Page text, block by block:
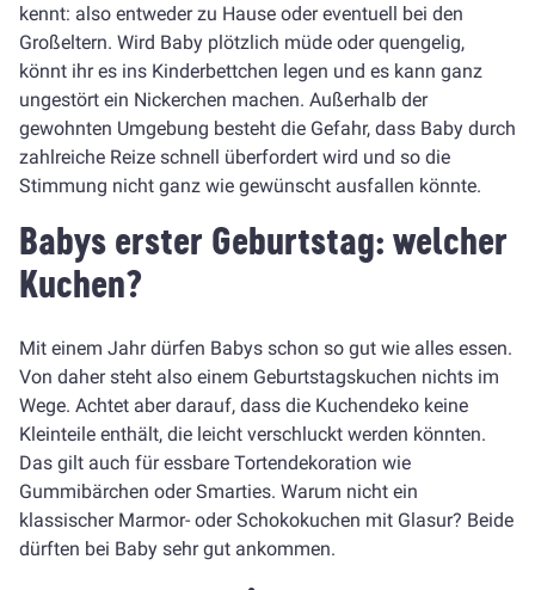
kennt: also entweder zu Hause oder eventuell bei den
Großeltern. Wird Baby plötzlich müde oder quengelig,
könnt ihr es ins Kinderbettchen legen und es kann ganz
ungestört ein Nickerchen machen. Außerhalb der
gewohnten Umgebung besteht die Gefahr, dass Baby durch
zahlreiche Reize schnell überfordert wird und so die
Stimmung nicht ganz wie gewünscht ausfallen könnte.
Babys erster Geburtstag: welcher
Kuchen?
Mit einem Jahr dürfen Babys schon so gut wie alles essen.
Von daher steht also einem Geburtstagskuchen nichts im
Wege. Achtet aber darauf, dass die Kuchendeko keine
Kleinteile enthält, die leicht verschluckt werden könnten.
Das gilt auch für essbare Tortendekoration wie
Gummibärchen oder Smarties. Warum nicht ein
klassischer Marmor- oder Schokokuchen mit Glasur? Beide
dürften bei Baby sehr gut ankommen.